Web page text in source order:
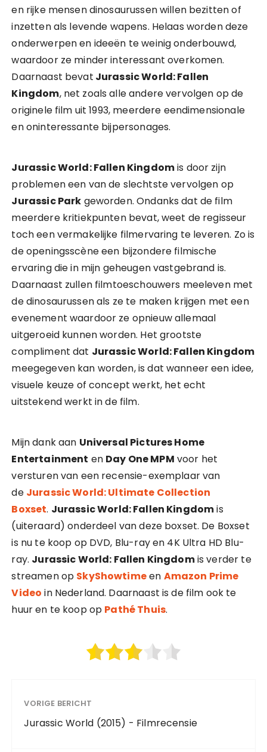
en rijke mensen dinosaurussen willen bezitten of
inzetten als levende wapens. Helaas worden deze
onderwerpen en ideeën te weinig onderbouwd,
waardoor ze minder interessant overkomen.
Daarnaast bevat Jurassic World: Fallen
Kingdom, net zoals alle andere vervolgen op de
originele film uit 1993, meerdere eendimensionale
en oninteressante bijpersonages.
Jurassic World: Fallen Kingdomis door zijn
problemen een van de slechtste vervolgen op
Jurassic Park geworden. Ondanks dat de film
meerdere kritiekpunten bevat, weet de regisseur
toch een vermakelijke filmervaring te leveren. Zo is
de openingsscène een bijzondere filmische
ervaring die in mijn geheugen vastgebrand is.
Daarnaast zullen filmtoeschouwers meeleven met
de dinosaurussen als ze te maken krijgen met een
evenement waardoor ze opnieuw allemaal
uitgeroeid kunnen worden. Het grootste
compliment dat Jurassic World: Fallen Kingdom
meegegeven kan worden, is dat wanneer een idee,
visuele keuze of concept werkt, het echt
uitstekend werkt in de film.
Mijn dank aan Universal Pictures Home
Entertainment en Day One MPM voor het
versturen van een recensie-exemplaar van
de Jurassic World: Ultimate Collection
Boxset. Jurassic World: Fallen Kingdomis
(uiteraard) onderdeel van deze boxset. De Boxset
is nu te koop op DVD, Blu-ray en 4K Ultra HD Blu-
ray. Jurassic World: Fallen Kingdomis verder te
streamen op SkyShowtimeen Amazon Prime
Video in Nederland. Daarnaast is de film ook te
huur en te koop op Pathé Thuis.
VORIGE BERICHT
Jurassic World (2015) - Filmrecensie